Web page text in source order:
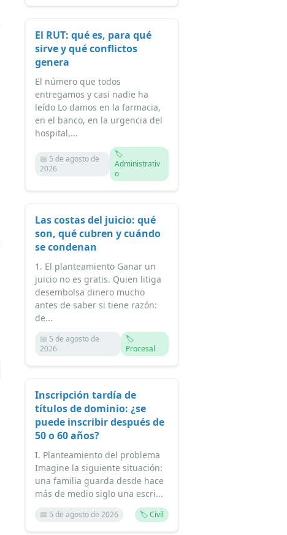
El RUT: qué es, para qué
sirve y qué conflictos
genera
El número que todos
entregamos y casi nadie ha
leído Lo damos en la farmacia,
en el banco, en la urgencia del
hospital,...
📅 5 de agosto de
2026
🏷️
Administrativ
o
Las costas del juicio: qué
son, qué cubren y cuándo
se condenan
1. El planteamiento Ganar un
juicio no es gratis. Quien litiga
desembolsa dinero mucho
antes de saber si tiene razón:
de...
📅 5 de agosto de
2026
🏷️
Procesal
Inscripción tardía de
títulos de dominio: ¿se
puede inscribir después de
50 o 60 años?
I. Planteamiento del problema
Imagine la siguiente situación:
una familia guarda desde hace
más de medio siglo una escri...
📅 5 de agosto de 2026 🏷️ Civil